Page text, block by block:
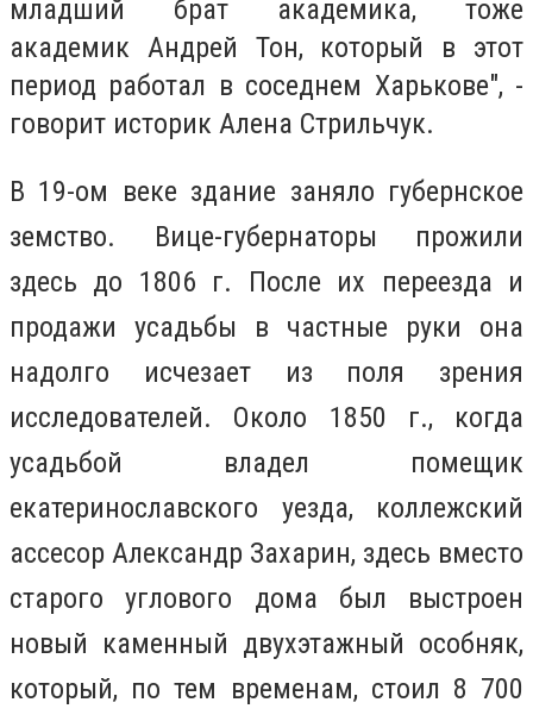
младший брат академика, тоже
академик Андрей Тон, который в этот
период работал в соседнем Харькове", -
говорит историк Алена Стрильчук.
В 19-ом веке здание заняло губернское
земство. Вице-губернаторы прожили
здесь до 1806 г. После их переезда и
продажи усадьбы в частные руки она
надолго исчезает из поля зрения
исследователей. Около 1850 г., когда
усадьбой владел помещик
екатеринославского уезда, коллежский
ассесор Александр Захарин, здесь вместо
старого углового дома был выстроен
новый каменный двухэтажный особняк,
который, по тем временам, стоил 8 700